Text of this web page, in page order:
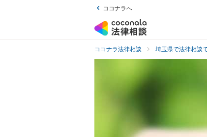
ココナラへ
ココナラ法律相談 埼玉県で法律相談